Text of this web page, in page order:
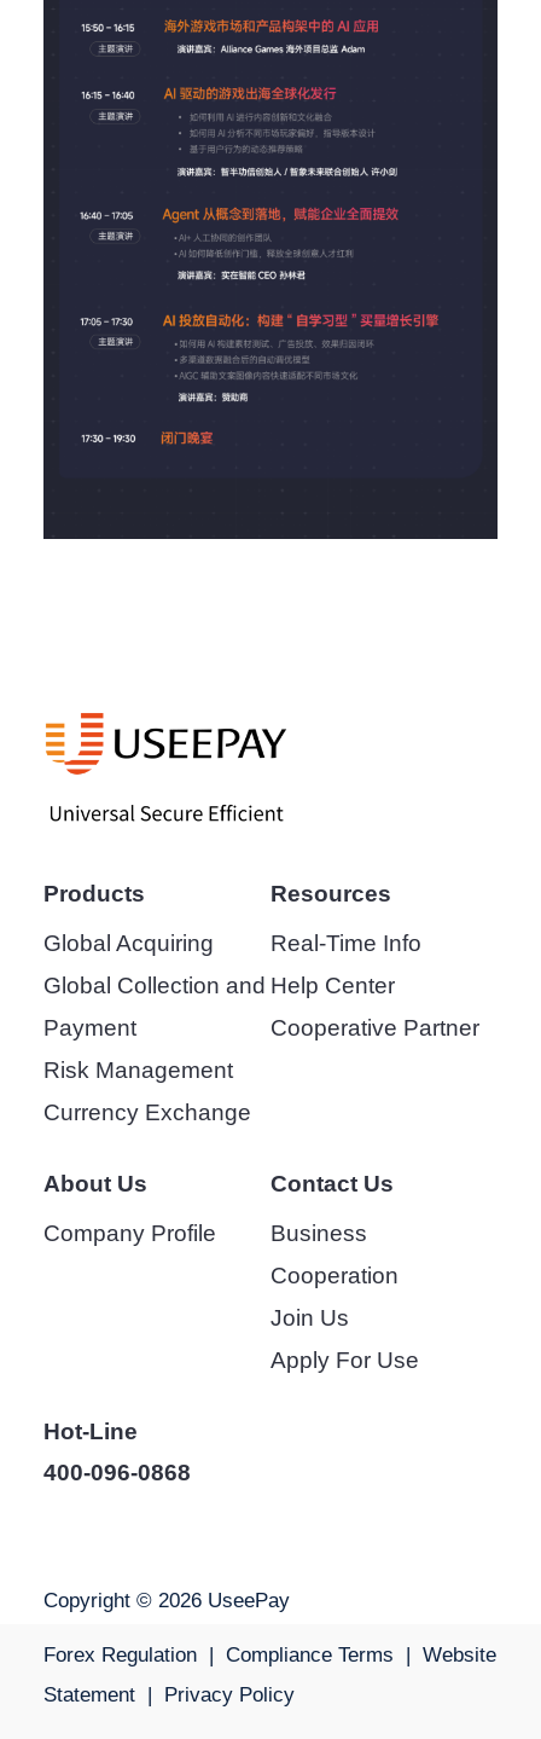
Products
Global Acquiring
Global Collection and
Payment
Risk Management
Currency Exchange
Resources
Real-Time Info
Help Center
Cooperative Partner
About Us
Company Profile
Contact Us
Business
Cooperation
Join Us
Apply For Use
Hot-Line
400-096-0868
Copyright © 2026 UseePay
Forex Regulation | Compliance Terms | Website
Statement | Privacy Policy